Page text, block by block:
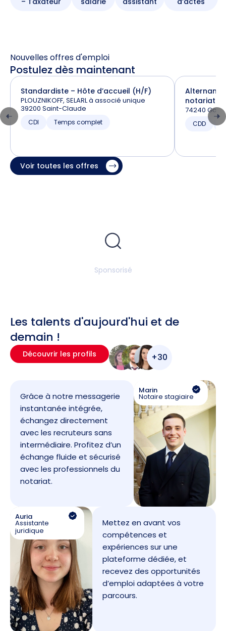
Nouvelles offres d'emploi
Postulez dès maintenant
Standardiste – Hôte d’accueil (H/F)
PLOUZNIKOFF, SELARL à associé unique
39200 Saint-Claude
CDI Temps complet
notariat
74240
CDD
Voir toutes les offres
Sponsorisé
Les talents d'aujourd'hui et de
demain !
Découvrir les profils +30
Grâce à notre messagerie
instantanée intégrée,
échangez directement
avec les recruteurs sans
intermédiaire. Profitez d’un
échange fluide et sécurisé
avec les professionnels du
notariat.
Marin
Notaire stagiaire
Auria
Assistante
juridique
Mettez en avant vos
compétences et
expériences sur une
plateforme dédiée, et
recevez des opportunités
d’emploi adaptées à votre
parcours.